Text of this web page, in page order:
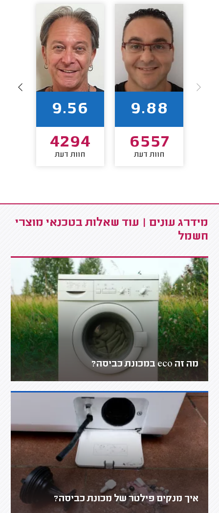
9.88
6557
חוות דעת
9.56
4294
חוות דעת
מידרג עונים | עוד שאלות בטכנאי מוצרי
חשמל
מה זה eco במכונת כביסה?
איך מנקים פילטר של מכונת כביסה?